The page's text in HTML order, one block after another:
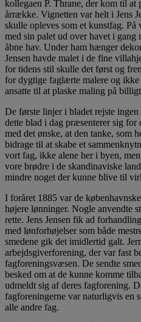
kollegaen P. Thrane, der kom til at
årrække. Vignetten var helt i Jens
skulle opleves som et kunstfag. På
med sin palet ud over havet i gang
åbne hav. Under ham hænger
Jensen havde malet i de fine
for tidens stil skulle det først og
for dygtige faglærte malere og
ansatte til at plaske maling på
De første linjer i bladet rejste
dette blad i dag præsenterer sig for
med det ønske, at den tanke, som
bidrage til at skabe et
vort fag, ikke alene her i byen,
vore brødre i de skandinaviske
mindre noget der kunne blive til
I foråret 1885 var de
højere lønninger. Nogle anvendte
rette. Jens Jensen fik ad
med lønforhøjelser som både
smedene gik det imidlertid galt.
arbejdsgiverforening, der var fast
fagforeningsvæsen. De sendte
besked om at de kunne komme
udmeldt sig af deres fagforening.
fagforeningerne var naturligvis en
alle andre fag.